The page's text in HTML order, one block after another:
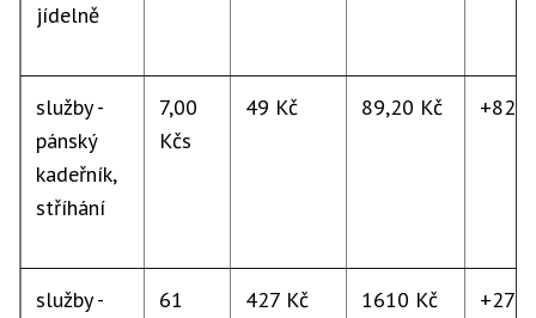
jídelně
služby -
pánský
kadeřník,
stříhání
7,00
Kčs
49 Kč 89,20 Kč +82
služby -
61
427 Kč 1610 Kč +277